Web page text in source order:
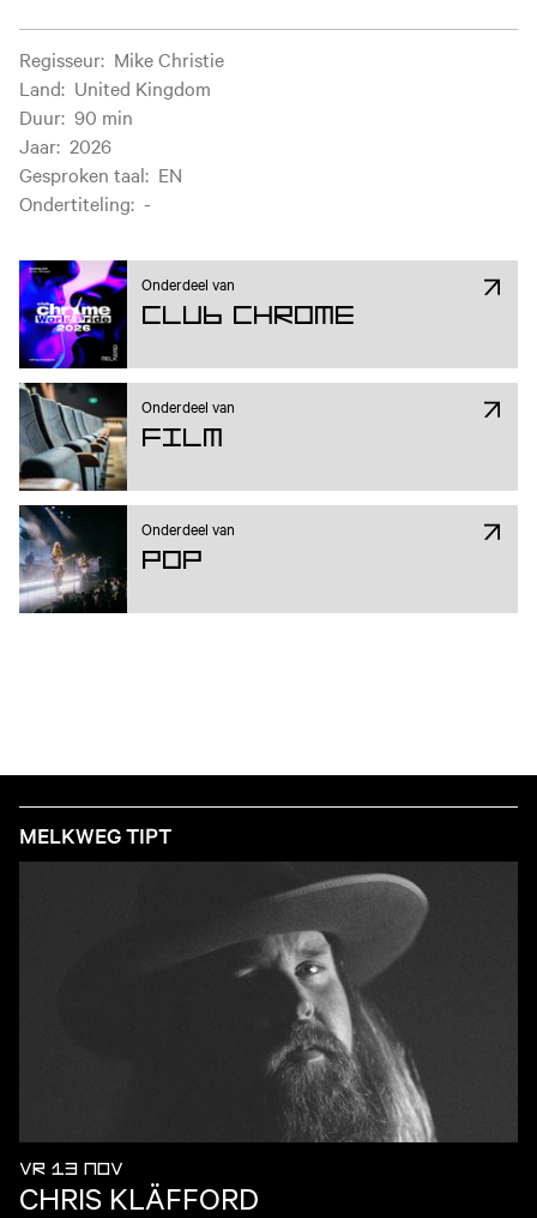
Filminformatie
Regisseur: Mike Christie
Land: United Kingdom
Duur: 90 min
Jaar: 2026
Gesproken taal: EN
Ondertiteling: -
Onderdeel van
Club Chrome
Onderdeel van
Film
Onderdeel van
Pop
MELKWEG TIPT
VR 13 NOV
CHRIS KLÄFFORD